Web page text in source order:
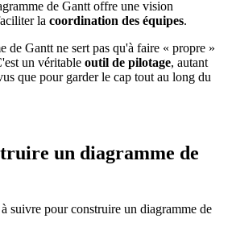
de Gantt offre une vision
la coordination des équipes.
de Gantt ne sert pas qu'à faire « propre »
un véritable outil de pilotage, autant
que pour garder le cap tout au long du
un diagramme de
suivre pour construire un diagramme de